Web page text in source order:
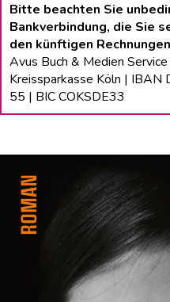
Bitte beachten Sie
Bankverbindung, die Sie
den künftigen
Avus Buch & Medien
Kreissparkasse Köln |
55 | BIC COKSDE33